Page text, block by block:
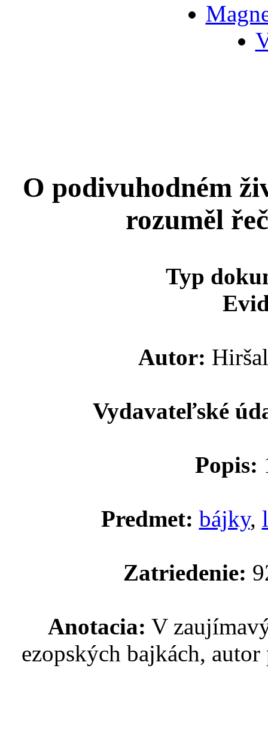
O podivuhodném
rozuměl
Typ
Autor:
Vydavateľské
Popis:
Predmet: bájky,
Zatriedenie:
Anotacia: V
ezopských bajkách,